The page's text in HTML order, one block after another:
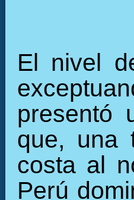
El nivel
presentó
que, una
costa al
Perú